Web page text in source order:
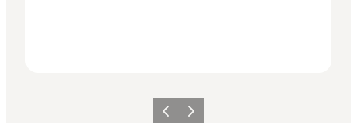
Vorherige Folie
Nächste Folie